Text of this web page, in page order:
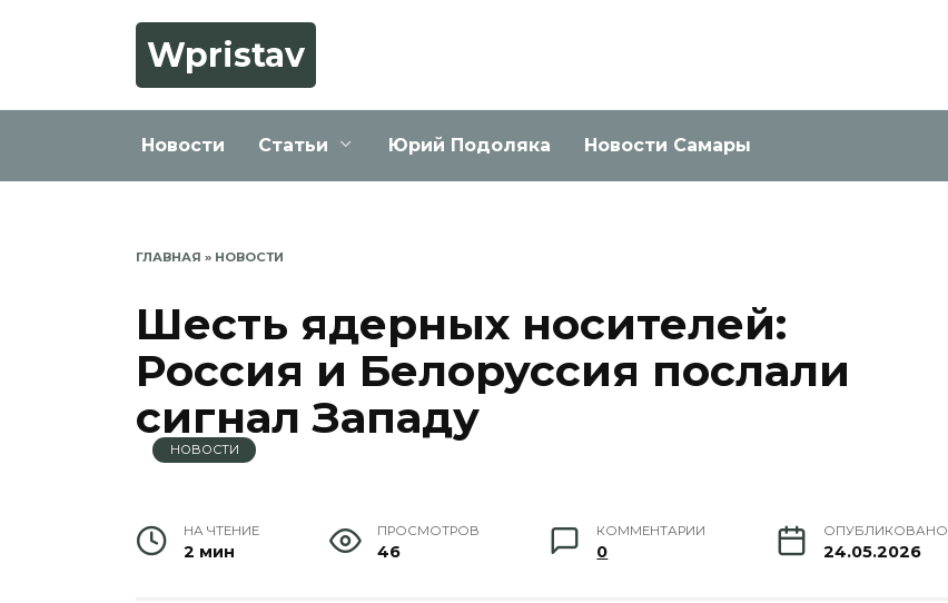
Wpristav
Новости Статьи Юрий Подоляка Новости Самары
ГЛАВНАЯ » НОВОСТИ
Шесть ядерных носителей:
Россия и Белоруссия послали
сигнал Западу
НОВОСТИ
НА ЧТЕНИЕ
2 мин
ПРОСМОТРОВ
46
КОММЕНТАРИИ
0
ОПУБЛИКОВАНО
24.05.2026